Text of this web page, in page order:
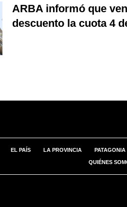
ARBA informó que
descuento la cuota 4
EL PAÍS LA PROVINCIA PATAGONIA
QUIÉNES